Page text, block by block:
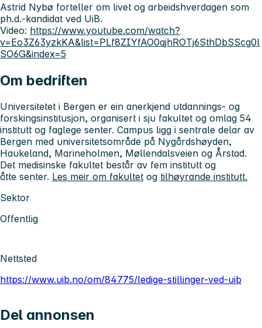
Astrid Nybø forteller om livet og arbeidshverdagen som
ph.d.-kandidat ved UiB.
Video: https://www.youtube.com/watch?
v=Eo3Z63yzkKA&list=PLf8ZIYfAO0qjhROTj6SthDbSScg0l
SO6G&index=5
Om bedriften
Universitetet i Bergen er ein anerkjend utdannings- og
forskingsinstitusjon, organisert i sju fakultet og omlag 54
institutt og faglege senter. Campus ligg i sentrale delar av
Bergen med universitetsområde på Nygårdshøyden,
Haukeland, Marineholmen, Møllendalsveien og Årstad.
Det medisinske fakultet består av fem institutt og
åtte senter. Les meir om fakultet og tilhøyrande institutt.
Sektor
Offentlig
Nettsted
https://www.uib.no/om/84775/ledige-stillinger-ved-uib
Del annonsen